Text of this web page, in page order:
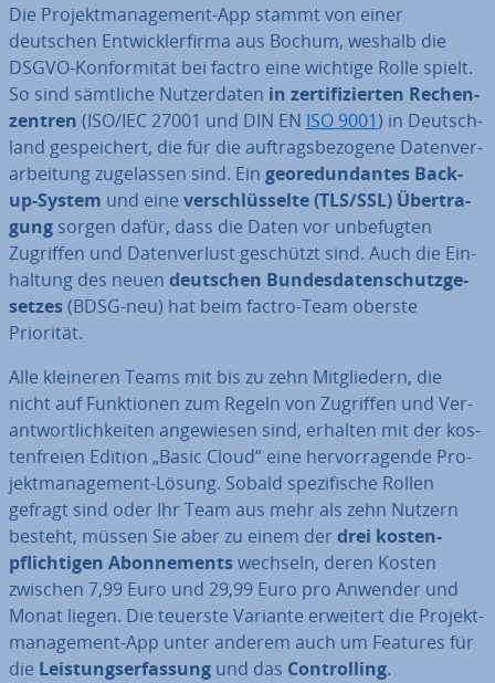
Die Pro­jekt­ma­nage­ment-App stammt von einer
deutschen Ent­wick­ler­fir­ma aus Bochum, weshalb die
DSGVO-Kon­for­mi­tät bei factro eine wichtige Rolle spielt.
So sind sämtliche Nut­zer­da­ten in zer­ti­fi­zier­ten Re­chen­
zen­tren (ISO/IEC 27001 und DIN EN ISO 9001) in Deutsch­
land ge­spei­chert, die für die auf­trags­be­zo­ge­ne Da­ten­ver­
ar­bei­tung zu­ge­las­sen sind. Ein geo­red­un­dan­tes Back-
up-System und eine ver­schlüs­sel­te (TLS/SSL) Über­tra­
gung sorgen dafür, dass die Daten vor un­be­fug­ten
Zugriffen und Da­ten­ver­lust geschützt sind. Auch die Ein­
hal­tung des neuen deutschen Bun­des­da­ten­schutz­ge­
set­zes(BDSG-neu) hat beim factro-Team oberste
Priorität.
Alle kleineren Teams mit bis zu zehn Mit­glie­dern, die
nicht auf Funk­tio­nen zum Regeln von Zugriffen und Ver­
ant­wort­lich­kei­ten an­ge­wie­sen sind, erhalten mit der kos­
ten­frei­en Edition „Basic Cloud“ eine her­vor­ra­gen­de Pro­
jekt­ma­nage­ment-Lösung. Sobald spe­zi­fi­sche Rollen
gefragt sind oder Ihr Team aus mehr als zehn Nutzern
besteht, müssen Sie aber zu einem der drei kos­ten­
pflich­ti­gen Abon­ne­mentswechseln, deren Kosten
zwischen 7,99 Euro und 29,99 Euro pro Anwender und
Monat liegen. Die teuerste Variante erweitert die Pro­jekt­
ma­nage­ment-App unter anderem auch um Features für
die Leis­tungs­er­fas­sung und das Con­trol­ling.